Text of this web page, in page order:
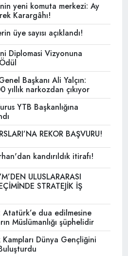
yeni komuta merkezi: Ay
Karargâhı!
üye sayısı açıklandı!
Diplomasi Vizyonuna
Başkanı Ali Yalçın:
yıllık narkozdan çıkıyor
YTB Başkanlığına
REKOR BAŞVURU!
kandırıldık itirafı!
ULUSLARARASI
STRATEJİK İŞ
Atatürk’e dua edilmesine
Müslümanlığı şüphelidir
Dünya Gençliğini